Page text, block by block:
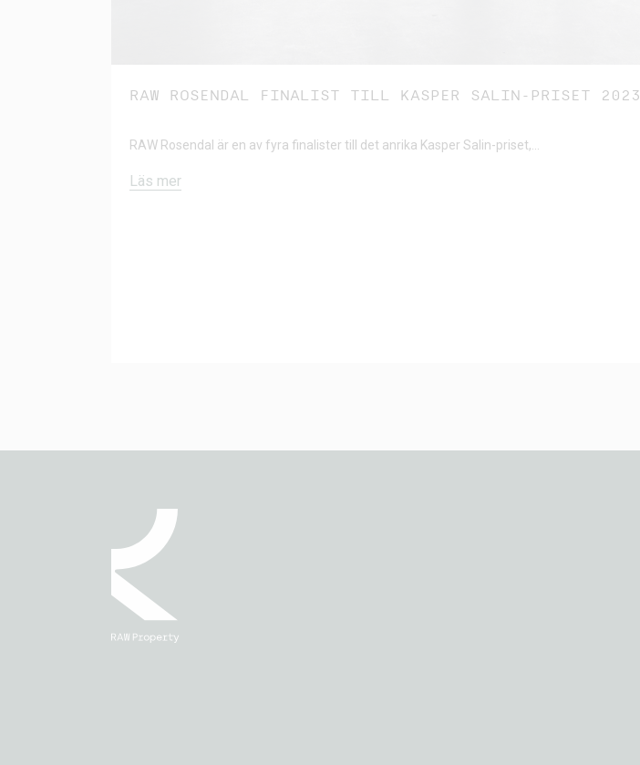
RAW ROSENDAL FINALIST TILL KASPER SALIN-PRISET 2023
RAW Rosendal är en av fyra finalister till det anrika Kasper Salin-priset,…
Läs mer